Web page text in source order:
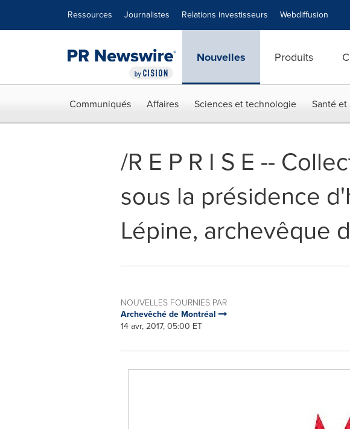
Ressources Journalistes Relations investisseurs Webdiffusion
Nouvelles Produits
Communiqués Affaires Sciences et technologie Santé
/R E P R I S E --
sous la présidence
Lépine, archevêque
NOUVELLES FOURNIES PAR
Archevêché de Montréal
14 avr, 2017, 05:00 ET